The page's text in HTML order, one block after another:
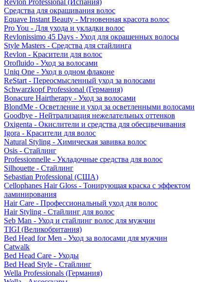
Revlon Professional (Испания)
Средства для окрашивания волос
Equave Instant Beauty - Мгновенная красота волос
Pro You - Для ухода и укладки волос
Revlonissimo 45 Days - Уход для окрашенных волосы
Style Masters - Средства для стайлинга
Revlon - Красители для волос
Orofluido - Уход за волосами
Uniq One - Уход в одном флаконе
ReStart - Переосмысленный уход за волосами
Schwarzkopf Professional (Германия)
Bonacure Hairtherapy - Уход за волосами
BlondMe - Осветление и уход за осветленными волосами
Goodbye - Нейтрализация нежелательных оттенков
Oxigenta - Окислители и средства для обесцвечивания
Igora - Красители для волос
Natural Styling - Химическая завивка волос
Osis - Стайлинг
Professionnelle - Укладочные средства для волос
Silhouette - Стайлинг
Sebastian Professional (США)
Cellophanes Hair Gloss - Тонирующая краска с эффектом
ламинирования
Hair Care - Профессиональный уход для волос
Hair Styling - Стайлинг для волос
Seb Man - Уход и стайлинг волос для мужчин
TIGI (Великобритания)
Bed Head for Men - Уход за волосами для мужчин
Catwalk
Bed Head Care - Уходы
Bed Head Style - Стайлинг
Wella Professionals (Германия)